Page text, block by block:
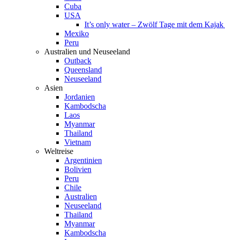
Cuba
USA
It’s only water – Zwölf Tage mit dem
Mexiko
Peru
Australien und Neuseeland
Outback
Queensland
Neuseeland
Asien
Jordanien
Kambodscha
Laos
Myanmar
Thailand
Vietnam
Weltreise
Argentinien
Bolivien
Peru
Chile
Australien
Neuseeland
Thailand
Myanmar
Kambodscha